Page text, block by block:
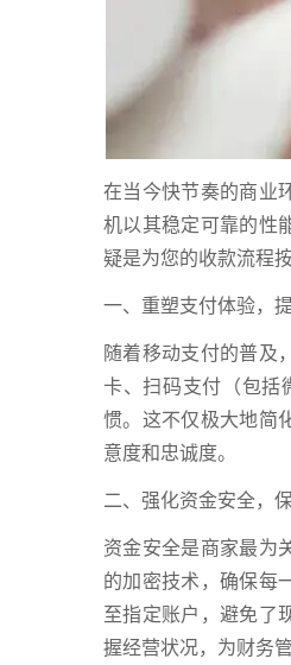
在当今快节奏的商业
机以其稳定可靠的性
疑是为您的收款流程
一、重塑支付体验，
随着移动支付的普及
卡、扫码支付（包括
惯。这不仅极大地简
意度和忠诚度。
二、强化资金安全，
资金安全是商家最为
的加密技术，确保每
至指定账户，避免了
握经营状况，为财务